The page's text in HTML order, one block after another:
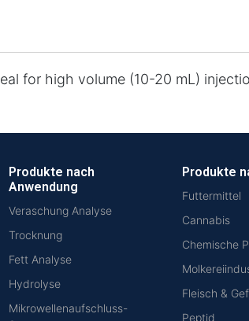
for high volume (10-20 mL)
Produkte nach
Anwendung
Veraschung Analyse
Trocknung
Fett Analyse
Hydrolyse
Mikrowellenaufschluss-
Produkte
Futtermittel
Cannabis
Chemische
Fleisch &
Peptid